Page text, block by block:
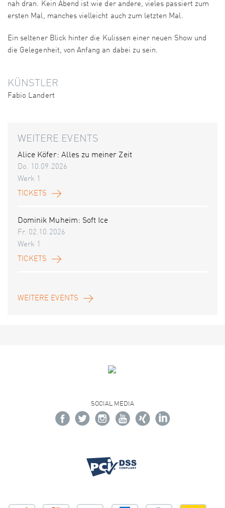
nah dran. Kein Abend ist wie der andere, vieles passiert zum
ersten Mal, manches vielleicht auch zum letzten Mal.
Ein seltener Blick hinter die Kulissen einer neuen Show und
die Gelegenheit, von Anfang an dabei zu sein.
KÜNSTLER
Fabio Landert
WEITERE EVENTS
Alice Köfer: Alles zu meiner Zeit
Do. 10.09.2026
Werk 1
TICKETS
Dominik Muheim: Soft Ice
Fr. 02.10.2026
Werk 1
TICKETS
WEITERE EVENTS
SOCIAL MEDIA